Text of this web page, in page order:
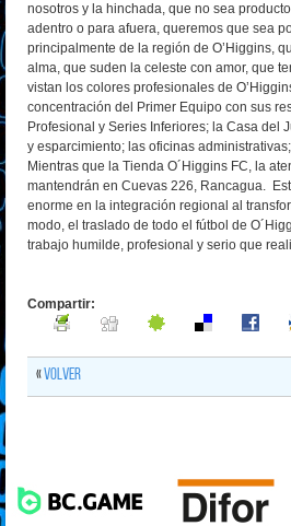
nosotros y la hinchada, que no sea
adentro o para afuera, queremos que sea
principalmente de la región de O’Higgins,
alma, que suden la celeste con amor, que
vistan los colores profesionales de
concentración del Primer Equipo con sus
Profesional y Series Inferiores; la Casa del
y esparcimiento; las oficinas
Mientras que la Tienda O´Higgins FC, la
mantendrán en Cuevas 226, Rancagua.
enorme en la integración regional al
modo, el traslado de todo el fútbol de
trabajo humilde, profesional y serio que
Compartir:
«Volver